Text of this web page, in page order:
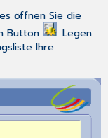
öffnen Sie die
Button
. Legen
Ihre